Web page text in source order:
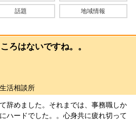
話題 地域情報
ろはないですね。。
活相談所
辞めました。それまでは、事務職しか
ハードでした。。心身共に疲れ切って